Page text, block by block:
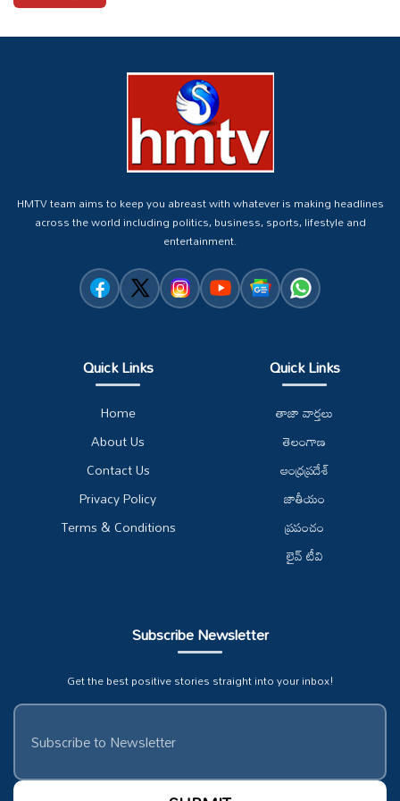
HMTV team aims to keep you abreast with whatever is making headlines
across the world including politics, business, sports, lifestyle and
entertainment.
Quick Links
Home
About Us
Contact Us
Privacy Policy
Terms & Conditions
Quick Links
తాజా వార్తలు
తెలంగాణ
ఆంధ్రప్రదేశ్
జాతీయం
ప్రపంచం
లైవ్ టీవి
Subscribe Newsletter
Get the best positive stories straight into your inbox!